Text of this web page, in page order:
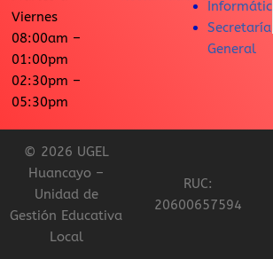
Viernes
08:00am –
01:00pm
02:30pm –
05:30pm
Informática
Secretaría
General
© 2026 UGEL
Huancayo –
Unidad de
Gestión Educativa
Local
RUC:
20600657594